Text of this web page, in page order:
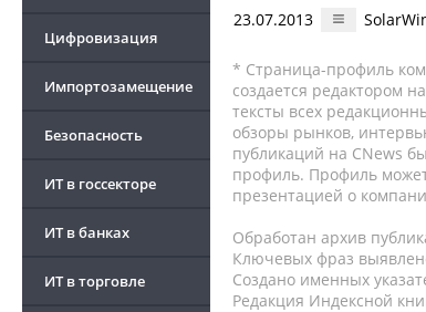
Цифровизация
Импортозамещение
Безопасность
ИТ в госсекторе
ИТ в банках
ИТ в торговле
23.07.2013
* Страница-профиль
создается редактором
тексты всех
обзоры рынков,
публикаций на CNews
профиль. Профиль
презентацией о
Обработан архив
Ключевых фраз
Создано именных
Редакция Индексной